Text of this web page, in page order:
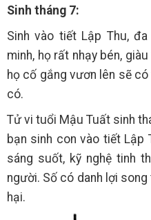
Sinh tháng 7:
Sinh vào tiết Lập Thu,
minh, họ rất nhạy bén,
họ cố gắng vươn lên sẽ
có.
Tử vi tuổi Mậu Tuất sinh
bạn sinh con vào tiết
sáng suốt, kỹ nghệ tinh
người. Số có danh lợi
hại.